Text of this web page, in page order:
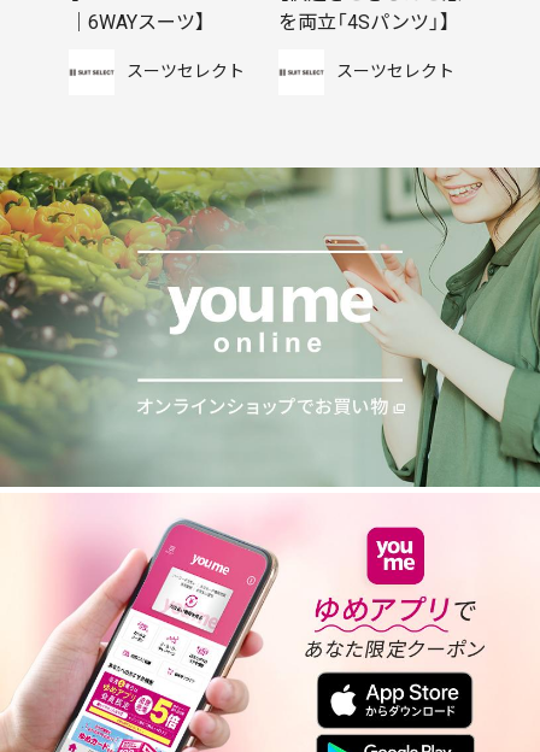
｜6WAYスーツ】
スーツセレクト
を両立「4Sパンツ」】
スーツセレクト